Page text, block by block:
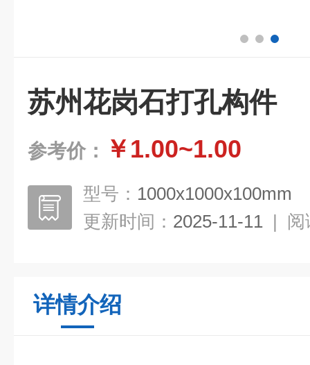
苏州花岗石打孔构件
参考价： ￥1.00~1.00
型号： 1000x1000x100mm
更新时间： 2025-11-11 | 阅
详情介绍